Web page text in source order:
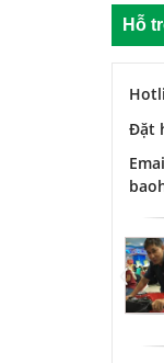
Hỗ
Đặt
‹